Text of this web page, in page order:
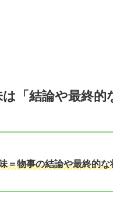
「結論や最終的
＝物事の結論や最終的